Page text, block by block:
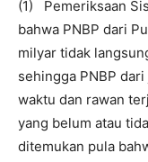
(1) Pemeriksaan
bahwa PNBP dari
milyar tidak
sehingga PNBP
waktu dan rawan
yang belum atau
ditemukan pula